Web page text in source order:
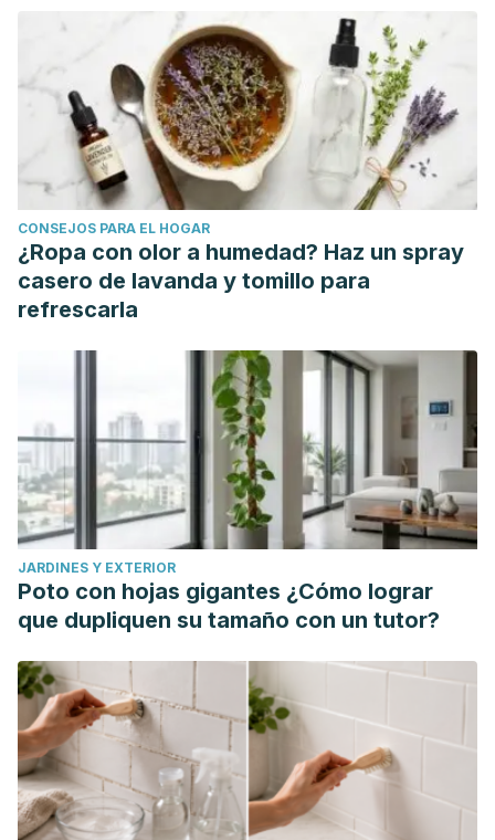
compañía, personalidad humana y los beneficios
percibidos por los custodios. PSIENCIA. Revista
Latinoamericana de Ciencia Psicológica [Internet].
2016;8(2):1-19. Recuperado de:
https://www.redalyc.org/articulo.oa?id=333147069001
Jakovcevic, A, Bentosela, M Rasgos del temperamento de
los perros domésticos (canis familiaris): evaluaciones
conductuales. [Internet]. Universidad Nacional de
Colombia; 2009 [citado: 2022, mayo] Universidad Nacional
de Colombia Revistas electrónicas UN Revista Colombiana
CONSEJOS PARA EL HOGAR
¿Ropa con olor a humedad? Haz un spray
casero de lavanda y tomillo para
refrescarla
JARDINES Y EXTERIOR
Poto con hojas gigantes ¿Cómo lograr
que dupliquen su tamaño con un tutor?